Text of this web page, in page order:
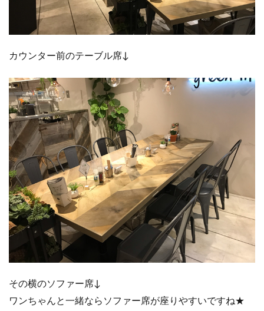
カウンター前のテーブル席↓
その横のソファー席↓
ワンちゃんと一緒ならソファー席が座りやすいですね★